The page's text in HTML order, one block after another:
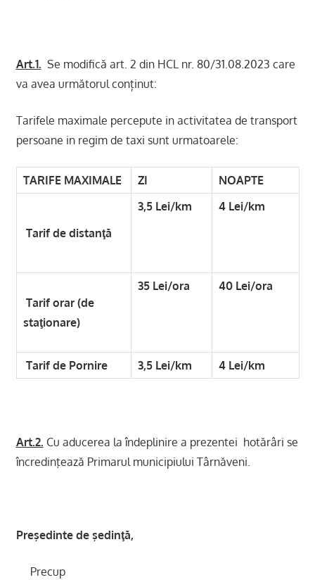
Art.1. Se modifică art. 2 din HCL nr. 80/31.08.2023 care
va avea următorul conținut:
Tarifele maximale percepute in activitatea de transport
persoane in regim de taxi sunt urmatoarele:
TARIFE MAXIMALE ZI NOAPTE
Tarif de distanţă
3,5 Lei/km 4 Lei/km
Tarif orar (de
staţionare)
35 Lei/ora 40 Lei/ora
Tarif de Pornire 3,5 Lei/km 4 Lei/km
Art.2. Cu aducerea la îndeplinire a prezentei hotărâri se
încredinţează Primarul municipiului Târnăveni.
Preşedinte de şedinţă,
Precup